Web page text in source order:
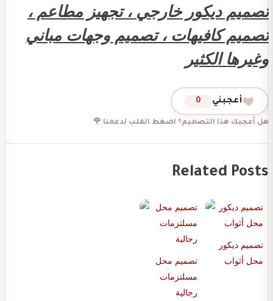
تصميم ديكور خارجي ، تجهيز مطاعم ،
تصميم كافيهات ، تصميم وجهات مباني
وغيرها الكثير
أعجبني 0
هل أعجبك هذا التصميم؟ اضغط القلب لدعمنا 🌹
Related Posts
تصميم محل
مسلتزمات
رجالية
تصميم ديكور
محل أثواب